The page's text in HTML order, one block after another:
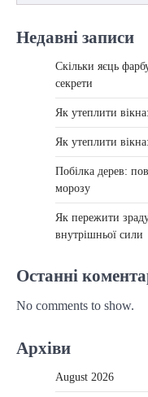
Недавні записи
Скільки яєць
секрети
Як утеплити
Як утеплити
Побілка дерев:
морозу
Як пережити
внутрішньої сили
Останні
No comments to show.
Архіви
August 2026